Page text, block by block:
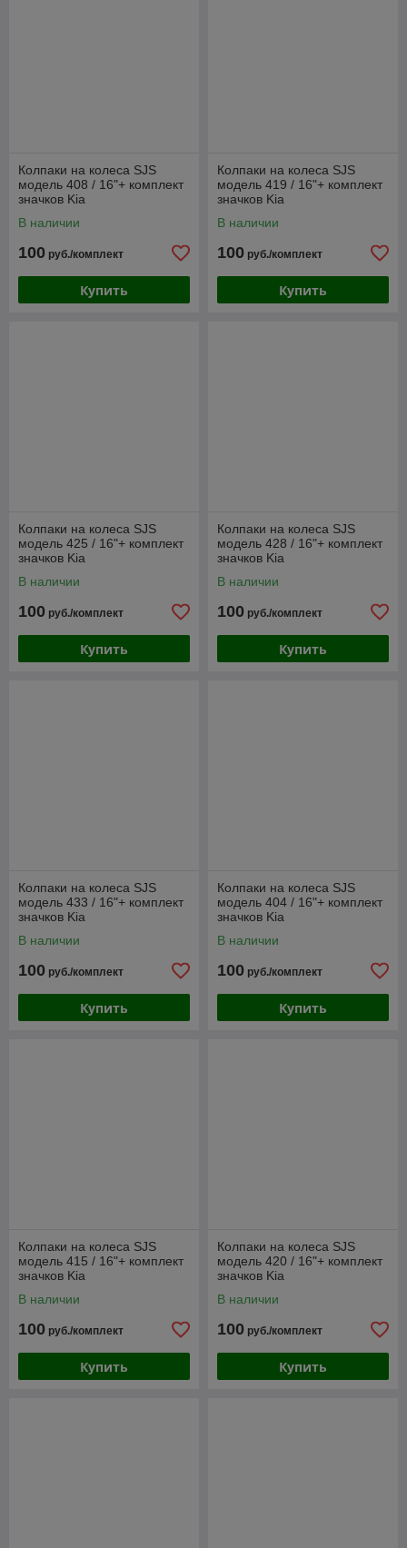
Колпаки на колеса SJS
модель 408 / 16"+ комплект
значков Kia
В наличии
100 руб./комплект
Купить
Колпаки на колеса SJS
модель 419 / 16"+ комплект
значков Kia
В наличии
100 руб./комплект
Купить
Колпаки на колеса SJS
модель 425 / 16"+ комплект
значков Kia
В наличии
100 руб./комплект
Купить
Колпаки на колеса SJS
модель 428 / 16"+ комплект
значков Kia
В наличии
100 руб./комплект
Купить
Колпаки на колеса SJS
модель 433 / 16"+ комплект
значков Kia
В наличии
100 руб./комплект
Купить
Колпаки на колеса SJS
модель 404 / 16"+ комплект
значков Kia
В наличии
100 руб./комплект
Купить
Колпаки на колеса SJS
модель 415 / 16"+ комплект
значков Kia
В наличии
100 руб./комплект
Купить
Колпаки на колеса SJS
модель 420 / 16"+ комплект
значков Kia
В наличии
100 руб./комплект
Купить